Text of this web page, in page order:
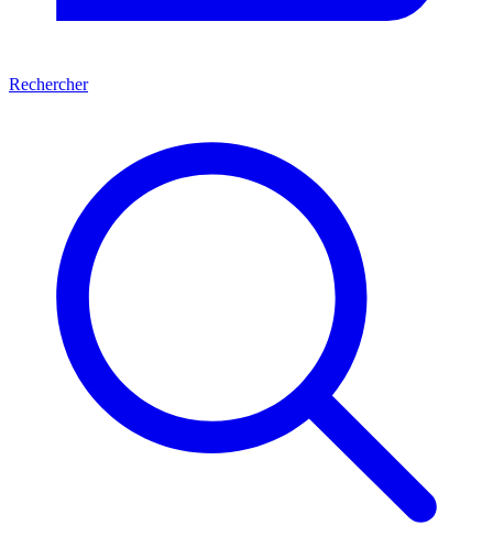
Rechercher